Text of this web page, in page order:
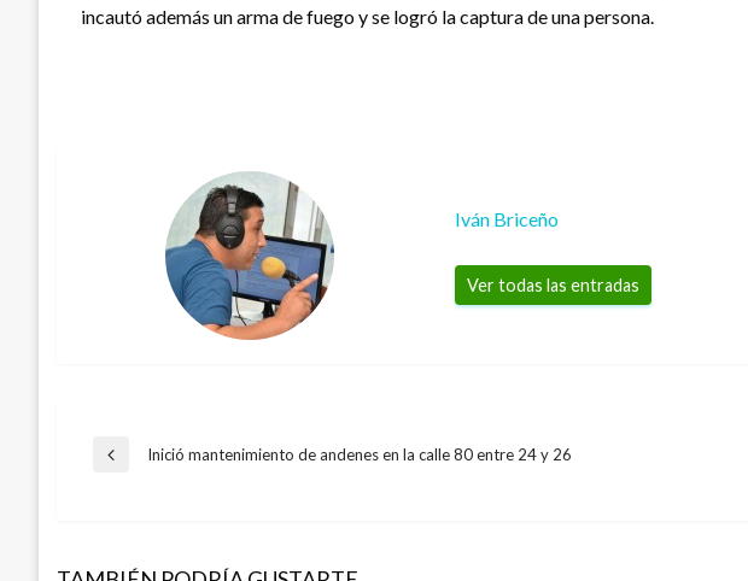
incautó además un arma de fuego y se logró la captura de una persona.
Iván Briceño
Ver todas las entradas
Navegación
Entrada
Inició mantenimiento de andenes en la calle 80 entre 24 y 26